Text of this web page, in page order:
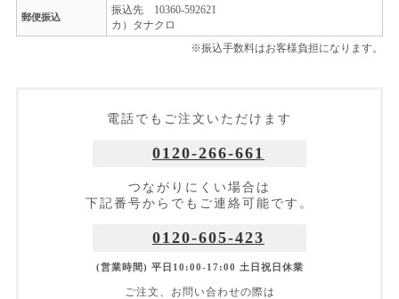
郵便振込
振込先 10360-592621
カ）タナクロ
※振込手数料はお客様負担になります。
電話でもご注文いただけます
0120-266-661
つながりにくい場合は
下記番号からでもご連絡可能です。
0120-605-423
(営業時間) 平日10:00-17:00 土日祝日休業
ご注文、お問い合わせの際は